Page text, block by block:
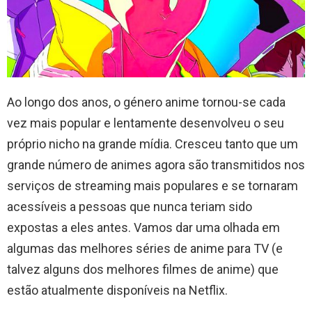
Ao longo dos anos, o género anime tornou-se cada
vez mais popular e lentamente desenvolveu o seu
próprio nicho na grande mídia. Cresceu tanto que um
grande número de animes agora são transmitidos nos
serviços de streaming mais populares e se tornaram
acessíveis a pessoas que nunca teriam sido
expostas a eles antes. Vamos dar uma olhada em
algumas das melhores séries de anime para TV (e
talvez alguns dos melhores filmes de anime) que
estão atualmente disponíveis na Netflix.